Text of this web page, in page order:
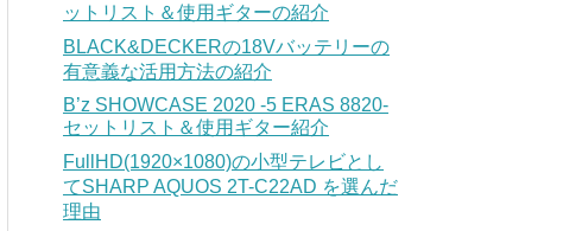
ットリスト＆使用ギターの紹介
BLACK&DECKERの18Vバッテリーの
有意義な活用方法の紹介
B’z SHOWCASE 2020 -5 ERAS 8820-
セットリスト＆使用ギター紹介
FullHD(1920×1080)の小型テレビとし
てSHARP AQUOS 2T-C22AD を選んだ
理由